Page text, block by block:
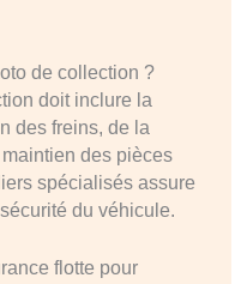
de collection ?
doit inclure la
des freins, de la
des pièces
spécialisés assure
du véhicule.
flotte pour